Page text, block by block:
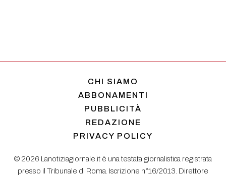
CHI SIAMO
ABBONAMENTI
PUBBLICITÀ
REDAZIONE
PRIVACY POLICY
© 2026 Lanotiziagiornale.it è una testata giornalistica registrata
presso il Tribunale di Roma. Iscrizione n°16/2013. Direttore